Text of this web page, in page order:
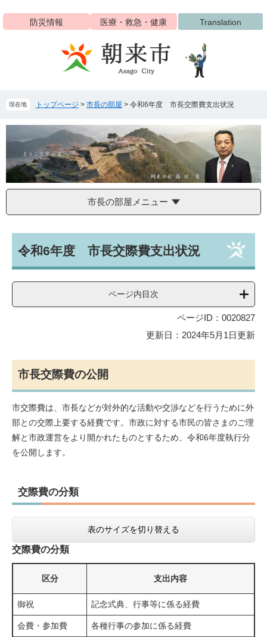
ジ
ュ
へ
防災情報 医療・救急・健康 Translation
現在地 トップページ > 市長の部屋 > 令和6年度 市長交際費支出状況
市長の部屋メニュー
文令和6年度 市長交際費支出状況
ページ内目次
ページID：0020827
更新日：2024年5月1日更新
市長交際費の公開
市交際費は、市長などが対外的な活動や交渉などを行うために外
部との交際上要する経費です。市政に対する市民の皆さまのご理
解と市政運営をより開かれたものとするため、令和6年度執行分
を公開します。
交際費の分類
表のサイズを切り替える
交際費の分類
区分 支出内容
御祝 記念式典、行事等に係る経費
会費・参加費 各種行事の参加に係る経費